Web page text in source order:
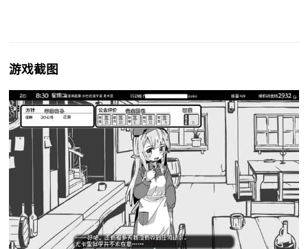
游戏截图